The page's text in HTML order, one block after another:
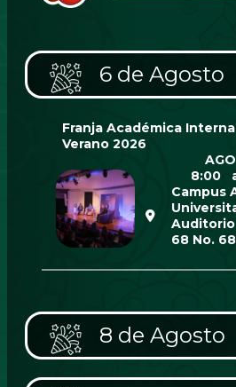
6 de Agosto
8:00
Franja Académica
Verano 2026
Campus
Auditorio
68 No.
8 de Agosto